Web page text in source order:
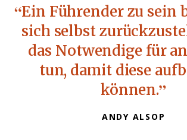
Ein Führender zu sein
sich selbst
das Notwendige für
tun, damit diese
können.
ANDY ALSOP